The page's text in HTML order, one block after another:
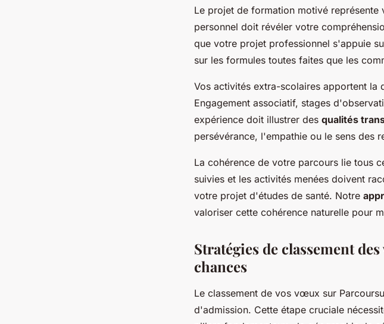
Le projet de formation motivé représente
personnel doit révéler votre
que votre projet professionnel s'appuie
sur les formules toutes faites que les
Vos activités extra-scolaires apportent la
Engagement associatif, stages
expérience doit illustrer des qualités
persévérance, l'empathie ou le sens des
La cohérence de votre parcours lie tous
suivies et les activités menées doivent
votre projet d'études de santé. Notre
valoriser cette cohérence naturelle pour
Stratégies de classement
chances
Le classement de vos vœux sur
d'admission. Cette étape cruciale